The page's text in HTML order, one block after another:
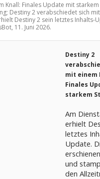
Finales Update mit starkem
Destiny 2 verabschiedet sich
Destiny 2 sein letztes Inhalts-
11. Juni 2026.
Destiny 2
mit einem
Finales
starkem
Am
erhielt
letztes
Update.
und
den